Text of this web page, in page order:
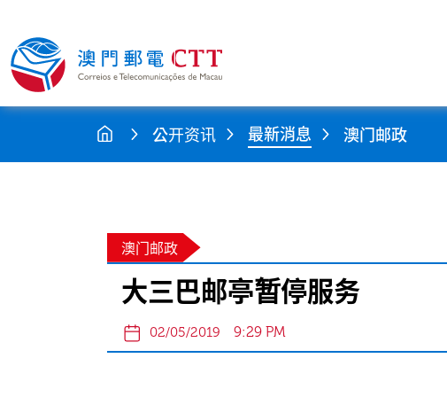
公开资讯 最新消息 澳门邮政
澳门邮政
大三巴邮亭暂停服务
02/05/2019 9:29 PM